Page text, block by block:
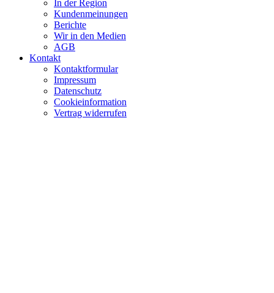
In der Region
Kundenmeinungen
Berichte
Wir in den Medien
AGB
Kontakt
Kontaktformular
Impressum
Datenschutz
Cookieinformation
Vertrag widerrufen